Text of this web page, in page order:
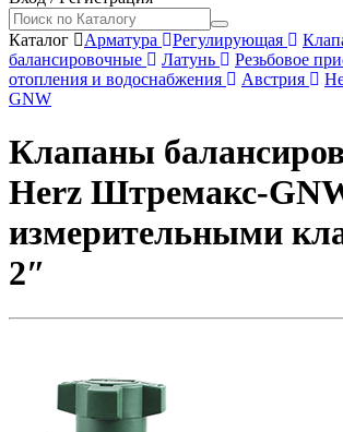
Каталог Арматура Регулирующая
балансировочные
Латунь Резьбовое
отопления и водоснабжения
Австрия
GNW
Клапаны
Herz Штремакс-
измерительными
2″